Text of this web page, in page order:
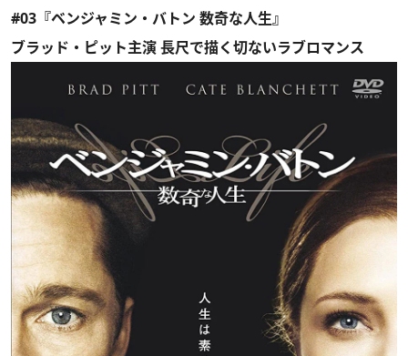
#03『ベンジャミン・バトン 数奇な人生』
ブラッド・ピット主演 長尺で描く切ないラブロマンス